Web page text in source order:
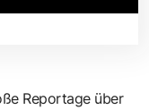
Reportage über